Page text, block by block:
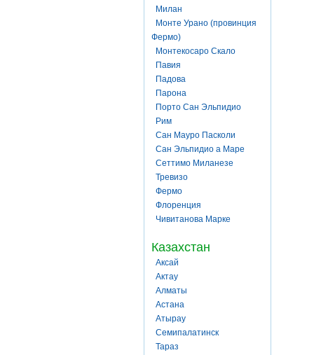
Милан
Монте Урано (провинция
Фермо)
Монтекосаро Скало
Павия
Падова
Парона
Порто Сан Эльпидио
Рим
Сан Мауро Пасколи
Сан Эльпидио а Маре
Сеттимо Миланезе
Тревизо
Фермо
Флоренция
Чивитанова Марке
Казахстан
Аксай
Актау
Алматы
Астана
Атырау
Семипалатинск
Тараз